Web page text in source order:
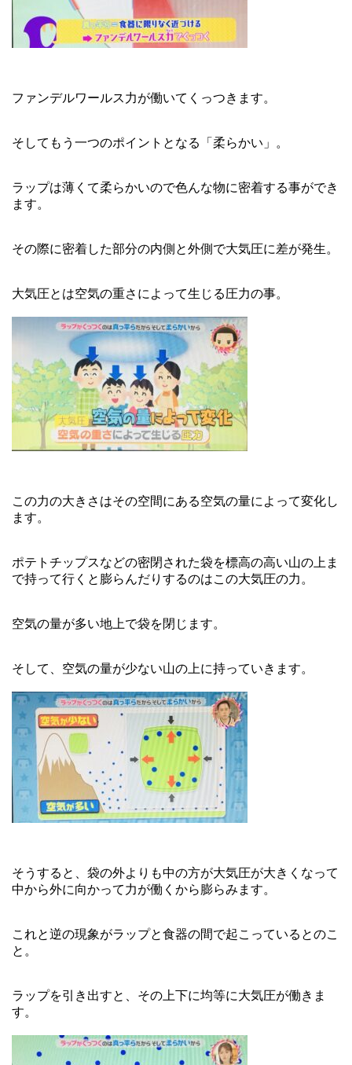
ファンデルワールス力が働いてくっつきます。
そしてもう一つのポイントとなる「柔らかい」。
ラップは薄くて柔らかいので色んな物に密着する事ができ
ます。
その際に密着した部分の内側と外側で大気圧に差が発生。
大気圧とは空気の重さによって生じる圧力の事。
この力の大きさはその空間にある空気の量によって変化し
ます。
ポテトチップスなどの密閉された袋を標高の高い山の上ま
で持って行くと膨らんだりするのはこの大気圧の力。
空気の量が多い地上で袋を閉じます。
そして、空気の量が少ない山の上に持っていきます。
そうすると、袋の外よりも中の方が大気圧が大きくなって
中から外に向かって力が働くから膨らみます。
これと逆の現象がラップと食器の間で起こっているとのこ
と。
ラップを引き出すと、その上下に均等に大気圧が働きま
す。